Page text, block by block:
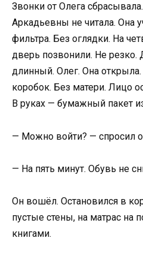
Звонки от Олега
Аркадьевны не читала. Она
фильтра. Без оглядки. На
дверь позвонили. Не резко.
длинный. Олег. Она открыла.
коробок. Без матери. Лицо
В руках — бумажный пакет
— Можно войти? — спросил
— На пять минут. Обувь не
Он вошёл. Остановился в
пустые стены, на матрас на
книгами.